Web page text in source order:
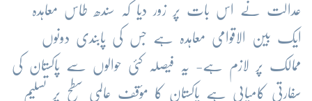
عدالت نے اس بات پر زور دیا کہ سندھ طاس معاہدہ
ایک بین الاقوامی معاہدہ ہے جس کی پابندی دونوں
ممالک پر لازم ہے- یہ فیصلہ کئی حوالوں سے پاکستان کی
سفارتی کامیابی ہے پاکستان کا مؤقف عالمی سطح پر تسلیم